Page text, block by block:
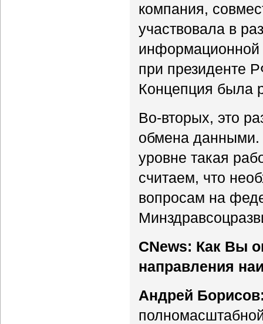
компания,
участвовала в
информационной
при президенте
Концепция была
Во-вторых, это
обмена данными.
уровне такая
считаем, что
вопросам на
CNews: Как Вы
направления
Андрей